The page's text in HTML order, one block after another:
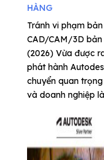
HÀNG
Tránh vi phạm
CAD/CAM/3D
(2026) Vừa được
phát hành
chuyển quan
và doanh nghiệp